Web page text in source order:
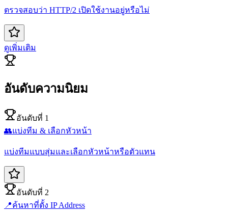
ตรวจสอบว่า HTTP/2 เปิดใช้งานอยู่หรือไม่
ดูเพิ่มเติม
อันดับความนิยม
อันดับที่ 1
👥แบ่งทีม & เลือกหัวหน้า
แบ่งทีมแบบสุ่มและเลือกหัวหน้าหรือตัวแทน
อันดับที่ 2
📍ค้นหาที่ตั้ง IP Address